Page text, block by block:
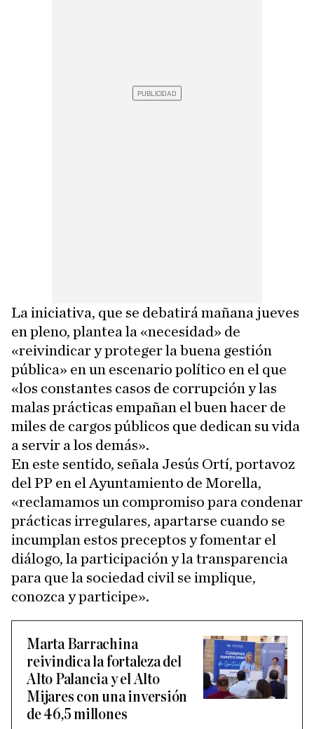
La iniciativa, que se debatirá mañana jueves
en pleno, plantea la «necesidad» de
«reivindicar y proteger la buena gestión
pública» en un escenario político en el que
«los constantes casos de corrupción y las
malas prácticas empañan el buen hacer de
miles de cargos públicos que dedican su vida
a servir a los demás».
En este sentido, señala Jesús Ortí, portavoz
del PP en el Ayuntamiento de Morella,
«reclamamos un compromiso para condenar
prácticas irregulares, apartarse cuando se
incumplan estos preceptos y fomentar el
diálogo, la participación y la transparencia
para que la sociedad civil se implique,
conozca y participe».
Marta Barrachina
reivindica la fortaleza del
Alto Palancia y el Alto
Mijares con una inversión
de 46,5 millones